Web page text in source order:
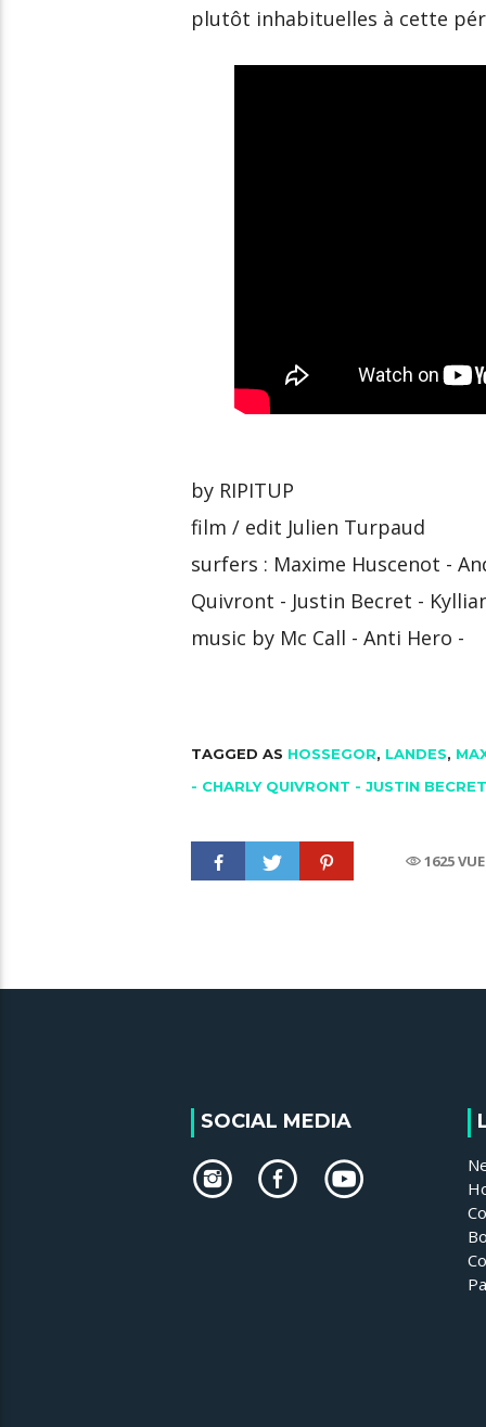
plutôt inhabituelles à cette
by RIPITUP
film / edit Julien Turpaud
surfers : Maxime Huscenot -
Quivront - Justin Becret -
music by Mc Call - Anti Hero -
TAGGED AS HOSSEGOR, LANDES,
- CHARLY QUIVRONT - JUSTIN
1625
SOCIAL MEDIA